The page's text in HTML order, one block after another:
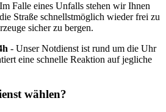
Falle eines Unfalls stehen wir Ihnen
Straße schnellstmöglich wieder frei zu
sicher zu bergen.
- Unser Notdienst ist rund um die Uhr
eine schnelle Reaktion auf jegliche
wählen?